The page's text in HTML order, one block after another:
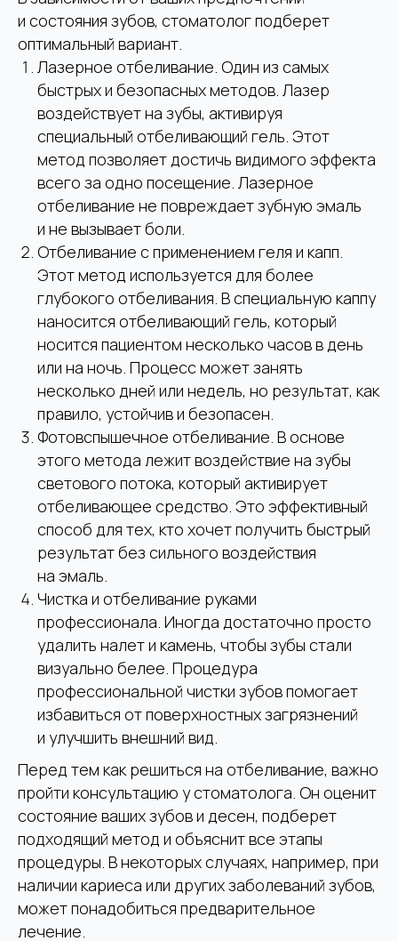
и состояния зубов, стоматолог подберет
оптимальный вариант.
Лазерное отбеливание. Один из самых
быстрых и безопасных методов. Лазер
воздействует на зубы, активируя
специальный отбеливающий гель. Этот
метод позволяет достичь видимого эффекта
всего за одно посещение. Лазерное
отбеливание не повреждает зубную эмаль
и не вызывает боли.
Отбеливание с применением геля и капп.
Этот метод используется для более
глубокого отбеливания. В специальную каппу
наносится отбеливающий гель, который
носится пациентом несколько часов в день
или на ночь. Процесс может занять
несколько дней или недель, но результат, как
правило, устойчив и безопасен.
Фотовспышечное отбеливание. В основе
этого метода лежит воздействие на зубы
светового потока, который активирует
отбеливающее средство. Это эффективный
способ для тех, кто хочет получить быстрый
результат без сильного воздействия
на эмаль.
Чистка и отбеливание руками
профессионала. Иногда достаточно просто
удалить налет и камень, чтобы зубы стали
визуально белее. Процедура
профессиональной чистки зубов помогает
избавиться от поверхностных загрязнений
и улучшить внешний вид.
Перед тем как решиться на отбеливание, важно
пройти консультацию у стоматолога. Он оценит
состояние ваших зубов и десен, подберет
подходящий метод и объяснит все этапы
процедуры. В некоторых случаях, например, при
наличии кариеса или других заболеваний зубов,
может понадобиться предварительное
лечение.
ЗАПИШИТЕСЬ
НАБЕСПЛАТНУЮ
КОНСУЛЬТАЦИЮ
Запись на прием вы можете произвести
на сайте, в форме ниже, либо позвонив
по телефону:
ЗАПИСАТЬСЯ НА ПРИЕМ
Согласие с
КЛИНИКА "АЛЕКСАНДРИЯ"
+7 (495) 953-11-11
+7 (926) 971-60-51
WhatsApp
Telegram
КЛИНИКА "ROYAL-DENT"
+7 (977) 667-13-76 Telegram
Сделайте шаг
навстречуздоровой
улыбке
Клиника
«Роял-Дент»
+7 (977) 667 13-76
ул. Большая Якиманка 40с7
WhatsApp
Telegram